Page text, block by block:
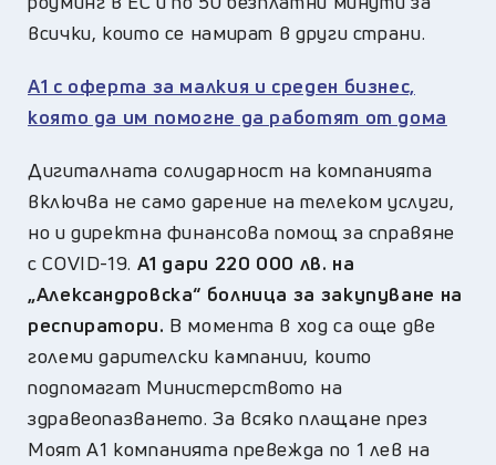
всички, които се намират в други страни.
А1 с оферта за малкия и среден бизнес,
която да им помогне да работят от дома
Дигиталната солидарност на компанията
включва не само дарение на телеком услуги,
но и директна финансова помощ за справяне
с COVID-19. А1 дари 220 000 лв. на
„Александровска“ болница за закупуване на
респиратори. В момента в ход са още две
големи дарителски кампании, които
подпомагат Министерството на
здравеопазването. За всяко плащане през
Моят А1 компанията превежда по 1 лев на